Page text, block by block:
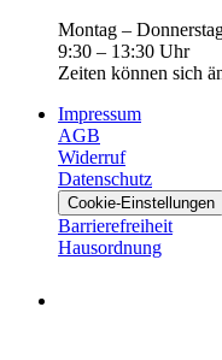
Montag –
9:30 – 13:30 Uhr
Zeiten können sich
Impressum
AGB
Widerruf
Datenschutz
Cookie-Einstellungen
Barrierefreiheit
Hausordnung